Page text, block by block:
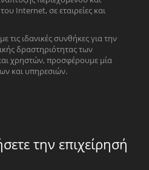
Internet, σε εταιρείες και
ιδανικές συνθήκες για την
δραστηριότητας των
χρηστών, προσφέρουμε μία
και υπηρεσιών.
την επιχείρησή